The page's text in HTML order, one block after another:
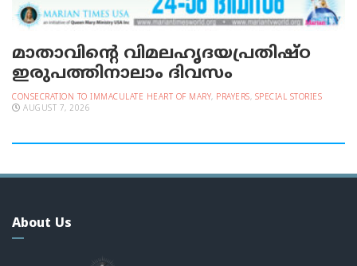
മാതാവിന്റെ വിമലഹൃദയപ്രതിഷ്ഠ
ഇരുപത്തിനാലാം ദിവസം
CONSECRATION TO IMMACULATE HEART OF MARY, PRAYERS, SPECIAL STORIES
AUGUST 7, 2026
About Us